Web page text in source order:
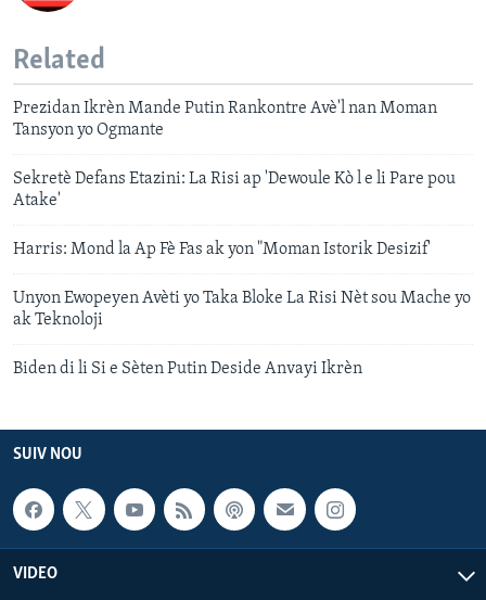
Related
Prezidan Ikrèn Mande Putin Rankontre Avè'l nan Moman
Tansyon yo Ogmante
Sekretè Defans Etazini: La Risi ap 'Dewoule Kò l e li Pare pou
Atake'
Harris: Mond la Ap Fè Fas ak yon "Moman Istorik Desizif'
Unyon Ewopeyen Avèti yo Taka Bloke La Risi Nèt sou Mache yo
ak Teknoloji
Biden di li Si e Sèten Putin Deside Anvayi Ikrèn
SUIV NOU
VIDEO